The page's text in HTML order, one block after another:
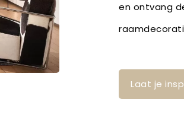
en ontvang
Laat je